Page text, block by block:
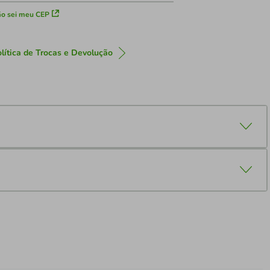
sei meu CEP
de Trocas e Devolução